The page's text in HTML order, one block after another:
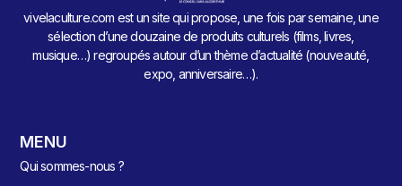
vivelaculture.com est un site qui propose, une fois par semaine, une
sélection d’une douzaine de produits culturels (films, livres,
musique…) regroupés autour d’un thème d’actualité (nouveauté,
expo, anniversaire…).
MENU
Qui sommes-nous ?